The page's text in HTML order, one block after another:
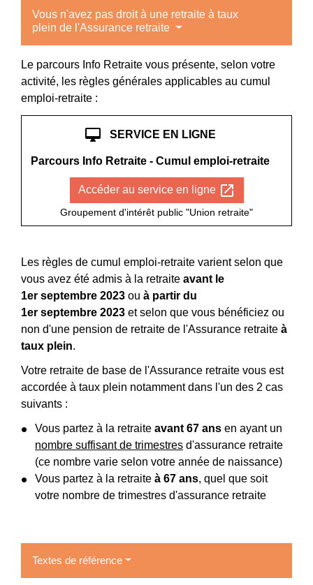
Vous n'avez pas droit à une retraite à taux
plein de l'Assurance retraite
Le parcours Info Retraite vous présente, selon votre
activité, les règles générales applicables au cumul
emploi-retraite :
desktop_mac SERVICE EN LIGNE
Parcours Info Retraite - Cumul emploi-retraite
Accéder au service en ligne open_in_new
Groupement d'intérêt public "Union retraite"
Les règles de cumul emploi-retraite varient selon que
vous avez été admis à la retraite avant le
1er septembre 2023 ou à partir du
1er septembre 2023 et selon que vous bénéficiez ou
non d'une pension de retraite de l'Assurance retraite à
taux plein.
Votre retraite de base de l'Assurance retraite vous est
accordée à taux plein notamment dans l'un des 2 cas
suivants :
Vous partez à la retraite avant 67 ans en ayant un
nombre suffisant de trimestres d'assurance retraite
(ce nombre varie selon votre année de naissance)
Vous partez à la retraite à 67 ans, quel que soit
votre nombre de trimestres d'assurance retraite
Textes de référence